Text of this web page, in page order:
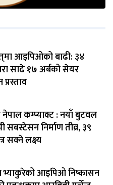
आइपिओको बाढी: ३४
साढे १७ अर्बको सेयर
कम्प्याक्ट : नयाँ बुटवल
निर्माण तीव्र, ३९
सक्ने लक्ष्य
आइपिओ निष्कासन